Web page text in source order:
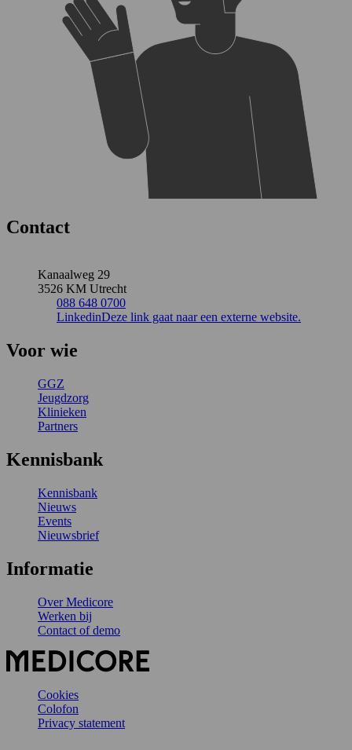
Contact
Kanaalweg 29
3526 KM Utrecht
088 648 0700
LinkedinDeze link gaat naar een externe website.
Voor wie
GGZ
Jeugdzorg
Klinieken
Partners
Kennisbank
Kennisbank
Nieuws
Events
Nieuwsbrief
Informatie
Over Medicore
Werken bij
Contact of demo
Cookies
Colofon
Privacy statement